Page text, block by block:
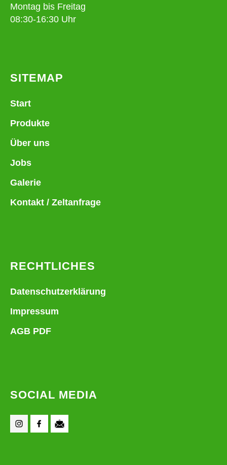
Montag bis Freitag
08:30-16:30 Uhr
SITEMAP
Start
Produkte
Über uns
Jobs
Galerie
Kontakt / Zeltanfrage
RECHTLICHES
Datenschutzerklärung
Impressum
AGB PDF
SOCIAL MEDIA